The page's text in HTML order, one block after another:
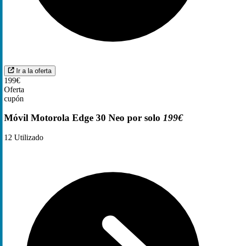
Ir a la oferta
199€
Oferta
cupón
Móvil Motorola Edge 30 Neo por solo 199€
12 Utilizado